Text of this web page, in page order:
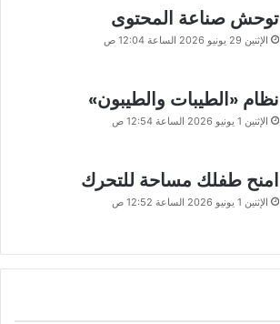
توحش صناعة المحتوى
الإثنين 29 يونيو 2026 الساعة 12:04 ص
نظام «الطيبات والطيبون»
الإثنين 1 يونيو 2026 الساعة 12:54 ص
امنح طفلك مساحة للتحرك
الإثنين 1 يونيو 2026 الساعة 12:52 ص